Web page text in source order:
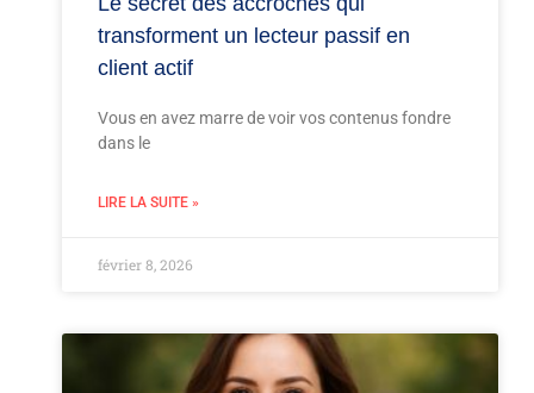
transforment un lecteur passif en
client actif
Vous en avez marre de voir vos contenus fondre
dans le
LIRE LA SUITE »
février 8, 2026